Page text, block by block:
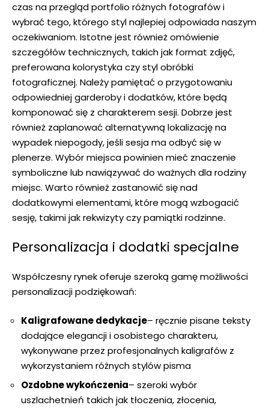
czas na przegląd portfolio różnych fotografów i
wybrać tego, którego styl najlepiej odpowiada naszym
oczekiwaniom. Istotne jest również omówienie
szczegółów technicznych, takich jak format zdjęć,
preferowana kolorystyka czy styl obróbki
fotograficznej. Należy pamiętać o przygotowaniu
odpowiedniej garderoby i dodatków, które będą
komponować się z charakterem sesji. Dobrze jest
również zaplanować alternatywną lokalizację na
wypadek niepogody, jeśli sesja ma odbyć się w
plenerze. Wybór miejsca powinien mieć znaczenie
symboliczne lub nawiązywać do ważnych dla rodziny
miejsc. Warto również zastanowić się nad
dodatkowymi elementami, które mogą wzbogacić
sesję, takimi jak rekwizyty czy pamiątki rodzinne.
Personalizacja i dodatki specjalne
Współczesny rynek oferuje szeroką gamę możliwości
personalizacji podziękowań:
Kaligrafowane dedykacje– ręcznie pisane teksty
dodające elegancji i osobistego charakteru,
wykonywane przez profesjonalnych kaligrafów z
wykorzystaniem różnych stylów pisma
Ozdobne wykończenia– szeroki wybór
uszlachetnień takich jak tłoczenia, złocenia,